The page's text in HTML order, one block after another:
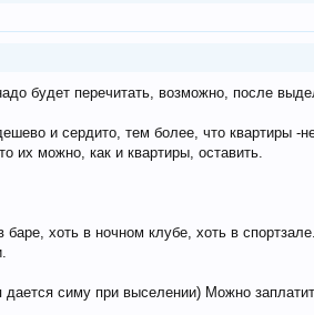
будет перечитать, возможно, после
и сердито, тем более, что квартиры -
их можно, как и квартиры, оставить.
хоть в ночном клубе, хоть в
симу при выселении) Можно